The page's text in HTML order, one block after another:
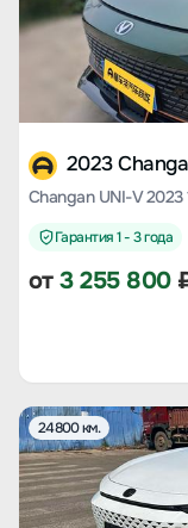
2023
Changan UNI-V 2023
Гарантия 1 - 3 года
от3 255 800
24800 км.